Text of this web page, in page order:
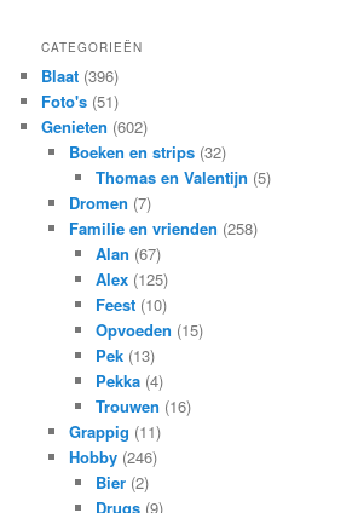
CATEGORIEËN
Blaat (396)
Foto's (51)
Genieten (602)
Boeken en strips(32)
Thomas en Valentijn (5)
Dromen (7)
Familie en vrienden (258)
Alan (67)
Alex (125)
Feest (10)
Opvoeden (15)
Pek (13)
Pekka (4)
Trouwen (16)
Grappig (11)
Hobby(246)
Bier (2)
Drugs (9)